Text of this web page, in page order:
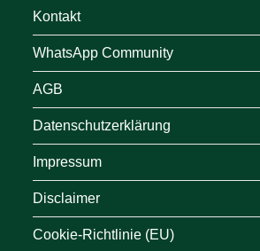
Kontakt
WhatsApp Community
AGB
Datenschutzerklärung
Impressum
Disclaimer
Cookie-Richtlinie (EU)